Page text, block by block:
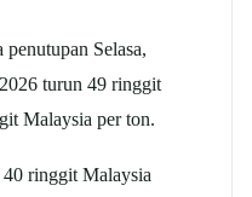
Selasa,
turun 49 ringgit
Malaysia per ton.
ringgit Malaysia